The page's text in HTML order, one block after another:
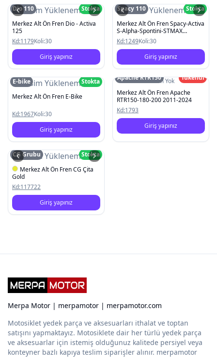
Resim Yüklenemedi
Dio 110
Stokta
Merkez Alt Ön Fren Dio - Activa
125
Kd:1179Koli:30
Giriş yapınız
Resim Yüklenemedi
Spacy 110
Stokta
Merkez Alt Ön Fren Spacy-Activa
S-Alpha-Spontini-STMAX
Kobra2000
Kd:1249Koli:30
Giriş yapınız
Resim Yüklenemedi
E-bike
Stokta
Merkez Alt Ön Fren E-Bike
Kd:1967Koli:30
Giriş yapınız
Resim Yok
Apache RTR150
Tükendi
Merkez Alt Ön Fren Apache
RTR150-180-200 2011-2024
Kd:1793
Giriş yapınız
Resim Yüklenemedi
CG Grubu
Stokta
Merkez Alt Ön Fren CG Çita
Gold
Kd:117722
Giriş yapınız
Merpa Motor | merpamotor | merpamotor.com
Motosiklet yedek parça ve aksesuarları ithalat ve toptan
satışını yapmaktayız. Motosiklete dair her türlü yedek parça
ve aksesuarlar için istemiş olduğunuz kalitede persiyel veya
konteyner bazlı kapıya teslim siparişler alınır. merpamotor